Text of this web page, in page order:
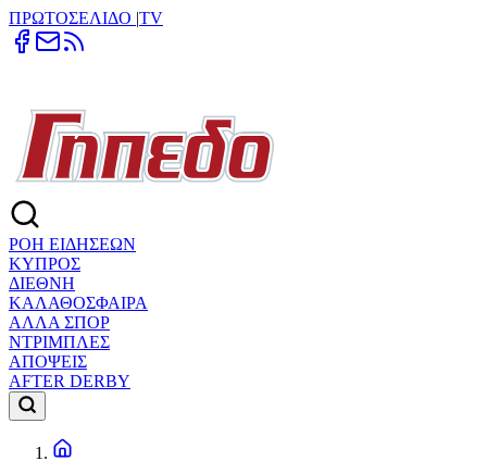
ΠΡΩΤΟΣΕΛΙΔΟ |TV
ΡΟΗ ΕΙΔΗΣΕΩΝ
ΚΥΠΡΟΣ
ΔΙΕΘΝΗ
ΚΑΛΑΘΟΣΦΑΙΡΑ
ΑΛΛΑ ΣΠΟΡ
ΝΤΡΙΜΠΛΕΣ
ΑΠΟΨΕΙΣ
AFTER DERBY